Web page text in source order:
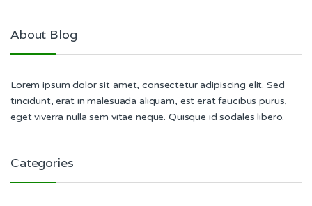
About Blog
Lorem ipsum dolor sit amet, consectetur adipiscing elit. Sed
tincidunt, erat in malesuada aliquam, est erat faucibus purus,
eget viverra nulla sem vitae neque. Quisque id sodales libero.
Categories